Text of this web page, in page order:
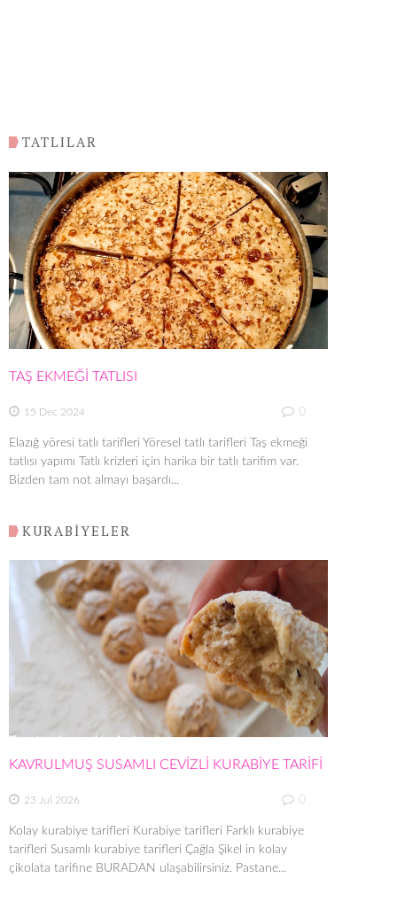
TATLILAR
TAŞ EKMEĞİ TATLISI
15 Dec 2024 0
Elazığ yöresi tatlı tarifleri Yöresel tatlı tarifleri Taş ekmeği
tatlısı yapımı Tatlı krizleri için harika bir tatlı tarifim var.
Bizden tam not almayı başardı...
KURABİYELER
KAVRULMUŞ SUSAMLI CEVİZLİ KURABİYE TARİFİ
23 Jul 2026 0
Kolay kurabiye tarifleri Kurabiye tarifleri Farklı kurabiye
tarifleri Susamlı kurabiye tarifleri Çağla Şikel in kolay
çikolata tarifine BURADAN ulaşabilirsiniz. Pastane...